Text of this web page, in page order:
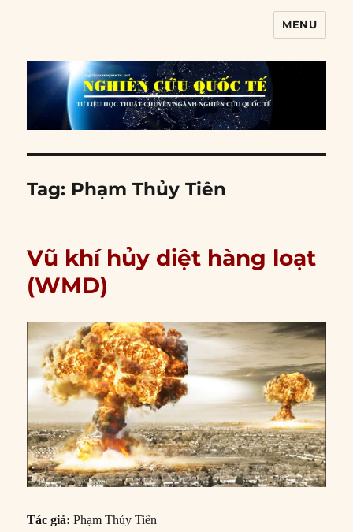
MENU
Tag: Phạm Thủy Tiên
Vũ khí hủy diệt hàng loạt
(WMD)
Tác giả:Phạm Thủy Tiên